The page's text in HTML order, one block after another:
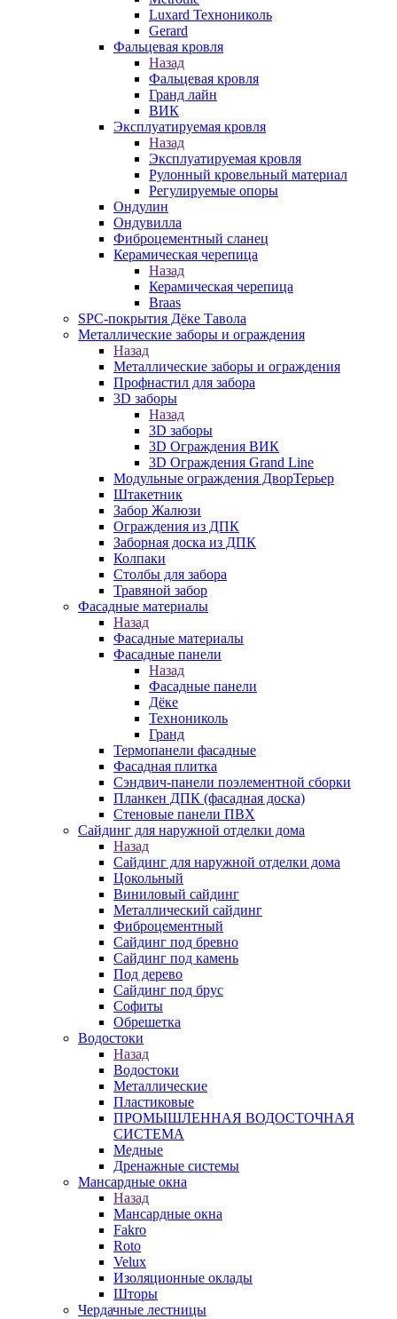
Luxard Технониколь
Gerard
Фальцевая кровля
Назад
Фальцевая кровля
Гранд лайн
ВИК
Эксплуатируемая кровля
Назад
Эксплуатируемая кровля
Рулонный кровельный материал
Регулируемые опоры
Ондулин
Ондувилла
Фиброцементный сланец
Керамическая черепица
Назад
Керамическая черепица
Braas
SPC-покрытия Дёке Тавола
Металлические заборы и ограждения
Назад
Металлические заборы и ограждения
Профнастил для забора
3D заборы
Назад
3D заборы
3D Ограждения ВИК
3D Ограждения Grand Line
Модульные ограждения ДворТерьер
Штакетник
Забор Жалюзи
Ограждения из ДПК
Заборная доска из ДПК
Колпаки
Столбы для забора
Травяной забор
Фасадные материалы
Назад
Фасадные материалы
Фасадные панели
Назад
Фасадные панели
Дёке
Технониколь
Гранд
Термопанели фасадные
Фасадная плитка
Сэндвич-панели поэлементной сборки
Планкен ДПК (фасадная доска)
Стеновые панели ПВХ
Сайдинг для наружной отделки дома
Назад
Сайдинг для наружной отделки дома
Цокольный
Виниловый сайдинг
Металлический сайдинг
Фиброцементный
Сайдинг под бревно
Сайдинг под камень
Под дерево
Сайдинг под брус
Софиты
Обрешетка
Водостоки
Назад
Водостоки
Металлические
Пластиковые
ПРОМЫШЛЕННАЯ ВОДОСТОЧНАЯ
СИСТЕМА
Медные
Дренажные системы
Мансардные окна
Назад
Мансардные окна
Fakro
Roto
Velux
Изоляционные оклады
Шторы
Чердачные лестницы